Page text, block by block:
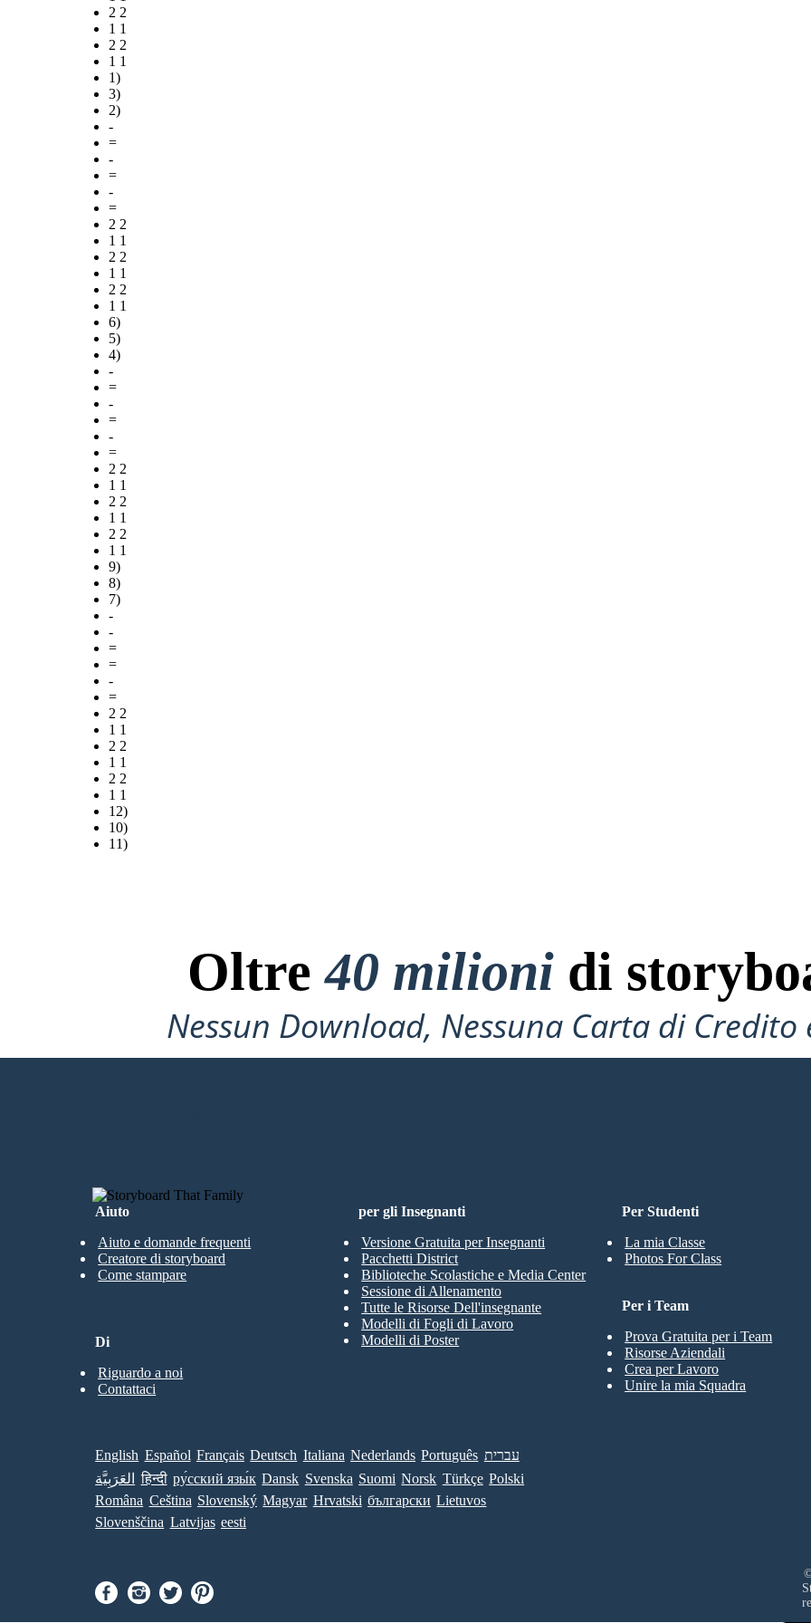
2 2
1 1
2 2
1 1
1)
3)
2)
-
=
-
=
-
=
2 2
1 1
2 2
1 1
2 2
1 1
6)
5)
4)
-
=
-
=
-
=
2 2
1 1
2 2
1 1
2 2
1 1
9)
8)
7)
-
-
=
=
-
=
2 2
1 1
2 2
1 1
2 2
1 1
12)
10)
11)
Oltre40 milioni di
Nessun Download, Nessuna Carta di Credito
Necessario per Provare!
Aiuto
Aiuto e domande frequenti
Creatore di storyboard
Come stampare
Per Studenti
La mia Classe
Photos For Class
per gli Insegnanti
Versione Gratuita per Insegnanti
Pacchetti District
Biblioteche Scolastiche e Media Center
Sessione di Allenamento
Tutte le Risorse Dell'insegnante
Modelli di Fogli di Lavoro
Modelli di Poster
Per i Team
Prova Gratuita per i Team
Risorse Aziendali
Crea per Lavoro
Unire la mia Squadra
Di
Riguardo a noi
Contattaci
English Español Français Deutsch Italiana Nederlands Português עברית
العَرَبِيَّة
हिन्दी ру́сский язы́к Dansk Svenska Suomi Norsk Türkçe Polski
Româna Ceština Slovenský Magyar Hrvatski български Lietuvos
Slovenščina Latvijas eesti